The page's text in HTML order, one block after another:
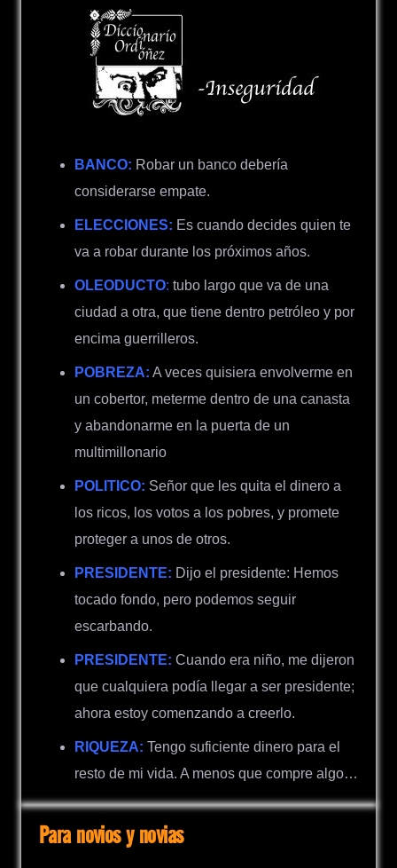
BANCO: Robar un banco debería
considerarse empate.
ELECCIONES: Es cuando decides quien te
va a robar durante los próximos años.
OLEODUCTO: tubo largo que va de una
ciudad a otra, que tiene dentro petróleo y por
encima guerrilleros.
POBREZA: A veces quisiera envolverme en
un cobertor, meterme dentro de una canasta
y abandonarme en la puerta de un
multimillonario
POLITICO: Señor que les quita el dinero a
los ricos, los votos a los pobres, y promete
proteger a unos de otros.
PRESIDENTE: Dijo el presidente: Hemos
tocado fondo, pero podemos seguir
escarbando.
PRESIDENTE: Cuando era niño, me dijeron
que cualquiera podía llegar a ser presidente;
ahora estoy comenzando a creerlo.
RIQUEZA: Tengo suficiente dinero para el
resto de mi vida. A menos que compre algo…
Para novios y novias